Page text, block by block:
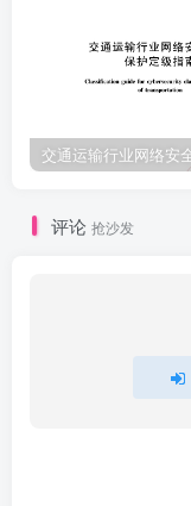
评论 抢沙发